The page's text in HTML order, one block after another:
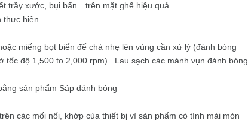
trầy xước, bụi bẩn…trên mặt ghế hiệu quả
thực hiện.
miếng bọt biển để chà nhẹ lên vùng cần xử lý (đánh bóng
tốc độ 1,500 to 2,000 rpm).. Lau sạch các mảnh vụn đánh bóng
sản phẩm Sáp đánh bóng
các mối nối, khớp của thiết bị vì sản phẩm có tính mài mòn